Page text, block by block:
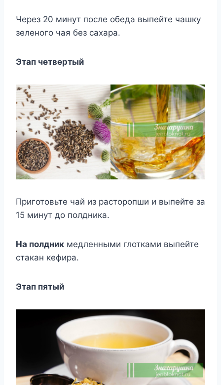
Через 20 минут после обеда выпейте чашку
зеленого чая без сахара.
Этап четвертый
Приготовьте чай из расторопши и выпейте за
15 минут до полдника.
На полдник медленными глотками выпейте
стакан кефира.
Этап пятый